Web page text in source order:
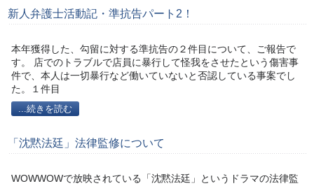
新人弁護士活動記・準抗告パート2！
本年獲得した、勾留に対する準抗告の２件目について、ご報告で
す。 店でのトラブルで店員に暴行して怪我をさせたという傷害事
件で、本人は一切暴行など働いていないと否認している事案でし
た。１件目
...続きを読む
「沈黙法廷」法律監修について
WOWWOWで放映されている「沈黙法廷」というドラマの法律監